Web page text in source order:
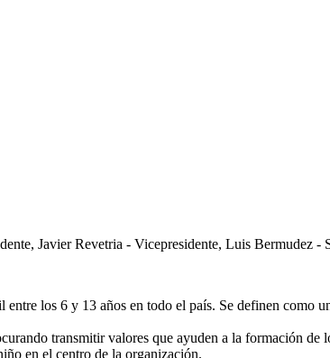
Javier Revetria - Vicepresidente, Luis Bermudez -
los 6 y 13 años en todo el país. Se definen como
transmitir valores que ayuden a la formación
en el centro de la organización.